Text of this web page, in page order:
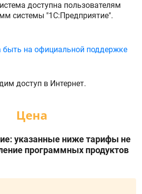
доступна пользователям
системы "1С:Предприятие".
на официальной поддержке
доступ в Интернет.
Цена
указанные ниже тарифы не
программных продуктов